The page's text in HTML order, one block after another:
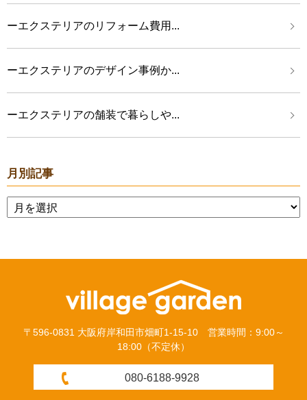
ーエクステリアのリフォーム費用...
ーエクステリアのデザイン事例か...
ーエクステリアの舗装で暮らしや...
月別記事
〒596-0831 大阪府岸和田市畑町1-15-10 営業時間：9:00～
18:00（不定休）
080-6188-9928